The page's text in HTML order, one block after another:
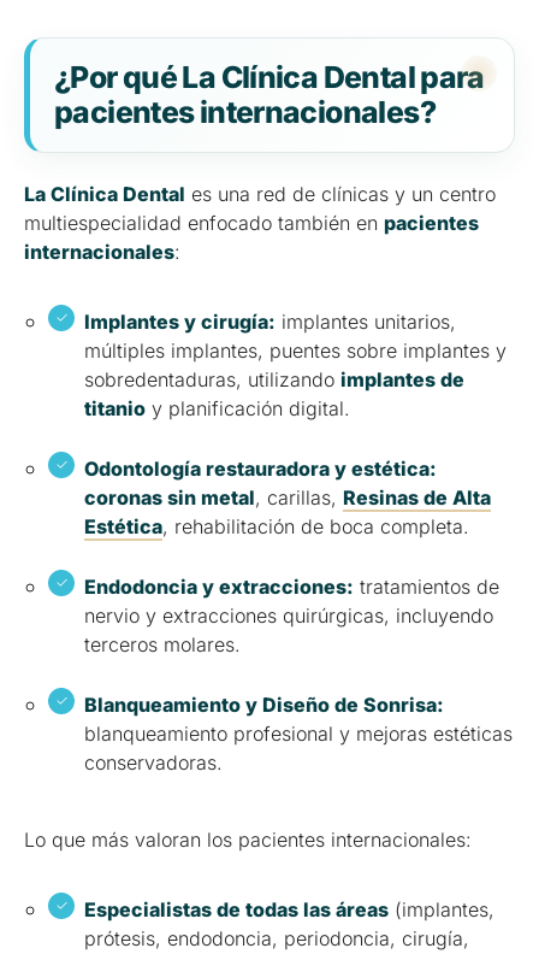
¿Por qué La Clínica Dental para
pacientes internacionales?
La Clínica Dental es una red de clínicas y un centro
multiespecialidad enfocado también en pacientes
internacionales:
Implantes y cirugía: implantes unitarios,
múltiples implantes, puentes sobre implantes y
sobredentaduras, utilizando implantes de
titanio y planificación digital.
Odontología restauradora y estética:
coronas sin metal, carillas, Resinas de Alta
Estética, rehabilitación de boca completa.
Endodoncia y extracciones: tratamientos de
nervio y extracciones quirúrgicas, incluyendo
terceros molares.
Blanqueamiento y Diseño de Sonrisa:
blanqueamiento profesional y mejoras estéticas
conservadoras.
Lo que más valoran los pacientes internacionales:
Especialistas de todas las áreas (implantes,
prótesis, endodoncia, periodoncia, cirugía,